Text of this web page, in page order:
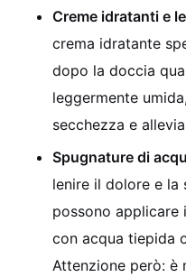
Creme idratanti e
crema idratante
dopo la doccia
leggermente
secchezza e
Spugnature di
lenire il dolore e la
possono applicare
con acqua tiepida
Attenzione però: è